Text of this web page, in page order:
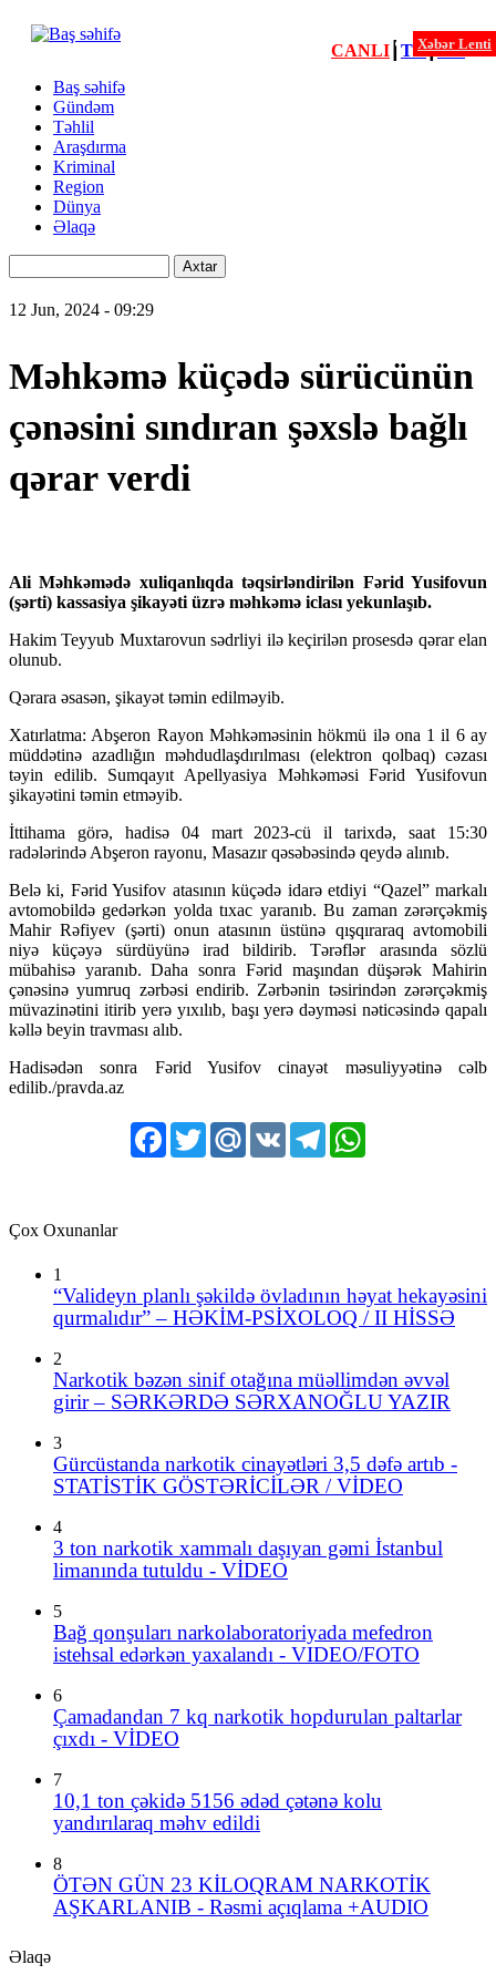
Xəbərlər
Xəbər Lenti
CANLI ┃ TV┃FM
Menu
second
Baş səhifə
Gündəm
Təhlil
Araşdırma
Kriminal
Region
Dünya
Əlaqə
12 Jun, 2024 - 09:29
Məhkəmə küçədə sürücünün
çənəsini sındıran şəxslə bağlı
qərar verdi
Ali Məhkəmədə xuliqanlıqda təqsirləndirilən Fərid Yusifovun
(şərti) kassasiya şikayəti üzrə məhkəmə iclası yekunlaşıb.
Hakim Teyyub Muxtarovun sədrliyi ilə keçirilən prosesdə qərar elan
olunub.
Qərara əsasən, şikayət təmin edilməyib.
Xatırlatma: Abşeron Rayon Məhkəməsinin hökmü ilə ona 1 il 6 ay
müddətinə azadlığın məhdudlaşdırılması (elektron qolbaq) cəzası
təyin edilib. Sumqayıt Apellyasiya Məhkəməsi Fərid Yusifovun
şikayətini təmin etməyib.
İttihama görə, hadisə 04 mart 2023-cü il tarixdə, saat 15:30
radələrində Abşeron rayonu, Masazır qəsəbəsində qeydə alınıb.
Belə ki, Fərid Yusifov atasının küçədə idarə etdiyi “Qazel” markalı
avtomobildə gedərkən yolda tıxac yaranıb. Bu zaman zərərçəkmiş
Mahir Rəfiyev (şərti) onun atasının üstünə qışqıraraq avtomobili
niyə küçəyə sürdüyünə irad bildirib. Tərəflər arasında sözlü
mübahisə yaranıb. Daha sonra Fərid maşından düşərək Mahirin
çənəsinə yumruq zərbəsi endirib. Zərbənin təsirindən zərərçəkmiş
müvazinətini itirib yerə yıxılıb, başı yerə dəyməsi nəticəsində qapalı
kəllə beyin travması alıb.
Hadisədən sonra Fərid Yusifov cinayət məsuliyyətinə cəlb
edilib./pravda.az
Facebook
Twitter Mail.RuVK Telegram
Çox Oxunanlar
1
“Valideyn planlı şəkildə övladının həyat hekayəsini
qurmalıdır” – HƏKİM-PSİXOLOQ / II HİSSƏ
2
Narkotik bəzən sinif otağına müəllimdən əvvəl
girir – SƏRKƏRDƏ SƏRXANOĞLU YAZIR
3
Gürcüstanda narkotik cinayətləri 3,5 dəfə artıb -
STATİSTİK GÖSTƏRİCİLƏR / VİDEO
4
3 ton narkotik xammalı daşıyan gəmi İstanbul
limanında tutuldu - VİDEO
5
Bağ qonşuları narkolaboratoriyada mefedron
istehsal edərkən yaxalandı - VIDEO/FOTO
6
Çamadandan 7 kq narkotik hopdurulan paltarlar
çıxdı - VİDEO
7
10,1 ton çəkidə 5156 ədəd çətənə kolu
yandırılaraq məhv edildi
8
ÖTƏN GÜN 23 KİLOQRAM NARKOTİK
AŞKARLANIB - Rəsmi açıqlama +AUDIO
Əlaqə